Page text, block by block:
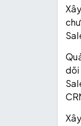
dõi